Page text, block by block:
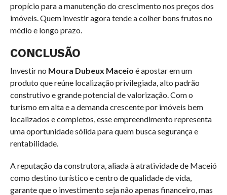
propício para a manutenção do crescimento nos preços dos
imóveis. Quem investir agora tende a colher bons frutos no
médio e longo prazo.
CONCLUSÃO
Investir no Moura Dubeux Maceio é apostar em um
produto que reúne localização privilegiada, alto padrão
construtivo e grande potencial de valorização. Com o
turismo em alta e a demanda crescente por imóveis bem
localizados e completos, esse empreendimento representa
uma oportunidade sólida para quem busca segurança e
rentabilidade.
A reputação da construtora, aliada à atratividade de Maceió
como destino turístico e centro de qualidade de vida,
garante que o investimento seja não apenas financeiro, mas